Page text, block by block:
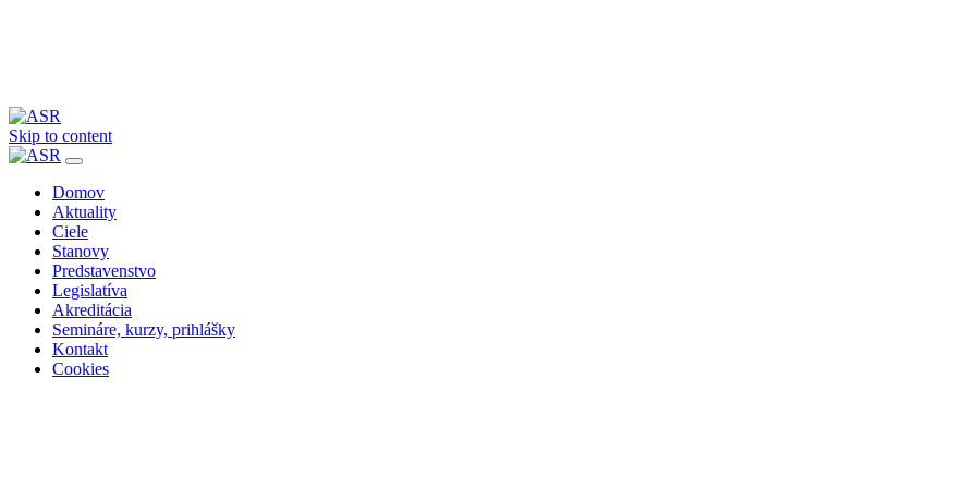
Skip to content
Domov
Aktuality
Ciele
Stanovy
Predstavenstvo
Legislatíva
Akreditácia
Semináre, kurzy, prihlášky
Kontakt
Cookies